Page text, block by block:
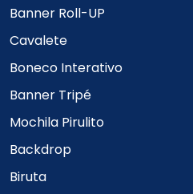
Banner Roll-UP
Cavalete
Boneco Interativo
Banner Tripé
Mochila Pirulito
Backdrop
Biruta